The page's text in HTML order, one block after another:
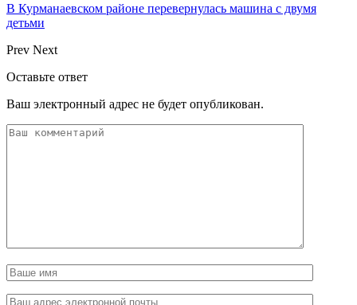
В Курманаевском районе перевернулась машина с двумя
детьми
Prev Next
Оставьте ответ
Ваш электронный адрес не будет опубликован.